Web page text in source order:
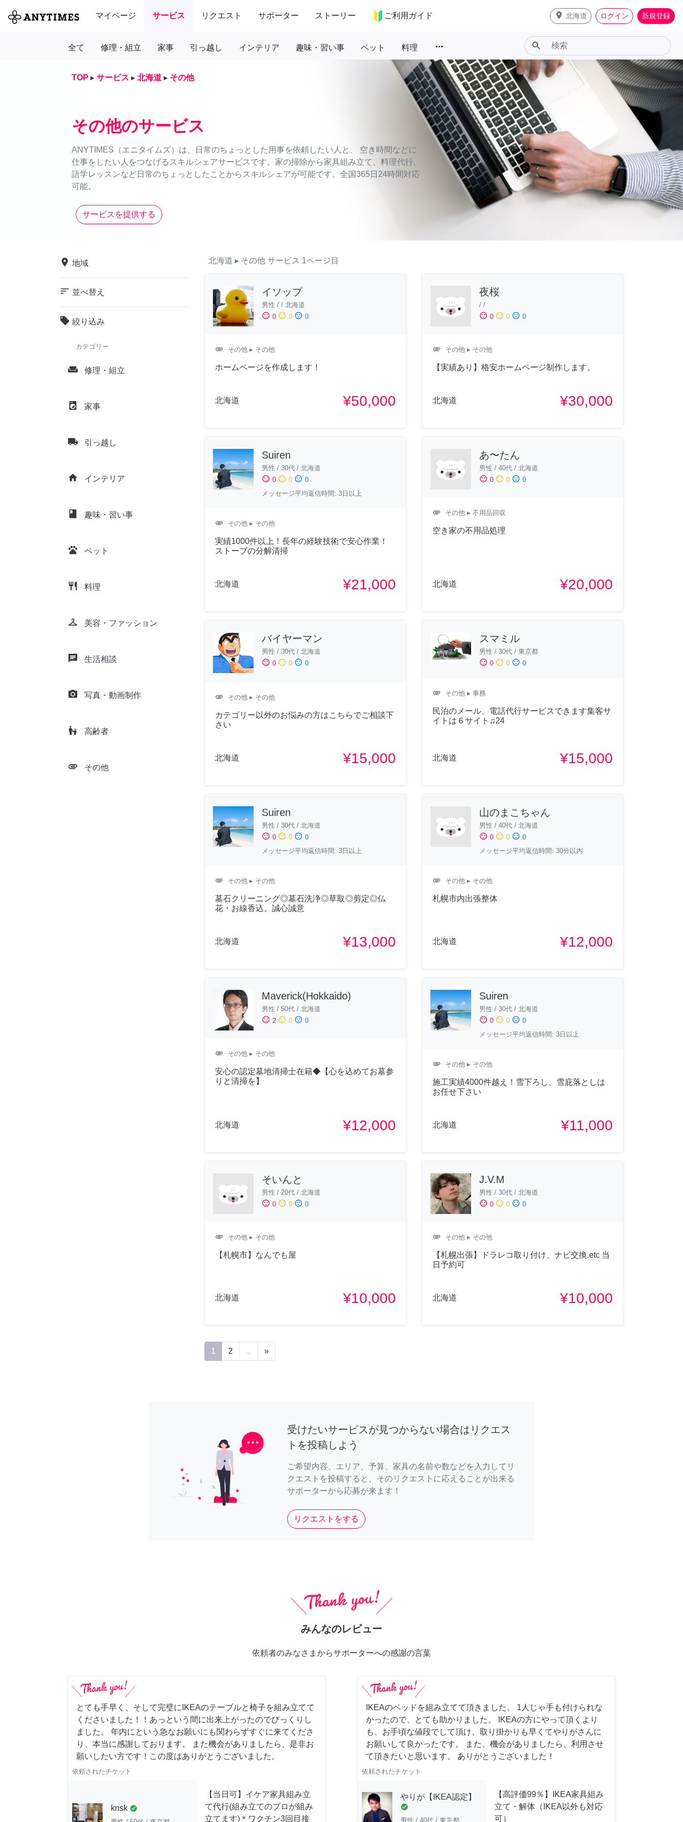
マイページ サービス リクエスト サポーター ストーリー ご利用ガイド place 北海道 ログイン 新規登録
全て 修理・組立 家事 引っ越し インテリア 趣味・習い事 ペット 料理 more_horiz search
TOP ▸ サービス ▸ 北海道 ▸ その他
その他のサービス
ANYTIMES（エニタイムズ）は、日常のちょっとした用事を依頼したい人と、 空き時間などに
仕事をしたい人をつなげるスキルシェアサービスです。家の掃除から家具組み立て、料理代行、
語学レッスンなど日常のちょっとしたことからスキルシェアが可能です。全国365日24時間対応
可能。
サービスを提供する
place 地域
sort 並べ替え
local_offer 絞り込み
カテゴリー
weekend 修理・組立
local_laundry_service 家事
local_shipping 引っ越し
home インテリア
class 趣味・習い事
pets ペット
restaurant 料理
checkroom 美容・ファッション
chat 生活相談
camera_alt 写真・動画制作
escalator_warning 高齢者
attachment その他
北海道 ▸ その他 サービス 1ページ目
イソップ
男性 / / 北海道
sentiment_satisfied 0 sentiment_neutral 0 sentiment_dissatisfied 0
attachment その他 ▸ その他
ホームページを作成します！
北海道 ¥50,000
夜桜
/ /
sentiment_satisfied 0 sentiment_neutral 0 sentiment_dissatisfied 0
attachment その他▸ その他
【実績あり】格安ホームページ制作します。
北海道 ¥30,000
Suiren
男性 / 30代 / 北海道
sentiment_satisfied 0 sentiment_neutral 0 sentiment_dissatisfied 0
メッセージ平均返信時間: 3日以上
attachment その他 ▸ その他
実績1000件以上！長年の経験技術で安心作業！
ストーブの分解清掃
北海道 ¥21,000
あ〜たん
男性 / 40代/ 北海道
sentiment_satisfied 0 sentiment_neutral 0 sentiment_dissatisfied 0
attachment その他▸ 不用品回収
空き家の不用品処理
北海道 ¥20,000
バイヤーマン
男性 / 30代 / 北海道
sentiment_satisfied 0 sentiment_neutral 0 sentiment_dissatisfied 0
attachment その他 ▸ その他
カテゴリー以外のお悩みの方はこちらでご相談下
さい
北海道 ¥15,000
スマミル
男性 / 30代/ 東京都
sentiment_satisfied 0 sentiment_neutral 0 sentiment_dissatisfied 0
attachment その他▸ 事務
民泊のメール、電話代行サービスできます集客サ
イトは６サイト♫24
北海道 ¥15,000
Suiren
男性 / 30代 / 北海道
sentiment_satisfied 0 sentiment_neutral 0 sentiment_dissatisfied 0
メッセージ平均返信時間: 3日以上
attachment その他 ▸ その他
墓石クリーニング◎墓石洗浄◎草取◎剪定◎仏
花・お線香込。誠心誠意
北海道 ¥13,000
山のまこちゃん
男性 / 40代/ 北海道
sentiment_satisfied 0 sentiment_neutral 0 sentiment_dissatisfied 0
メッセージ平均返信時間: 30分以内
attachment その他▸ その他
札幌市内出張整体
北海道 ¥12,000
Maverick(Hokkaido)
男性 / 50代 / 北海道
sentiment_satisfied 2 sentiment_neutral 0 sentiment_dissatisfied 0
attachment その他 ▸ その他
安心の認定墓地清掃士在籍◆【心を込めてお墓参
りと清掃を】
北海道 ¥12,000
Suiren
男性 / 30代/ 北海道
sentiment_satisfied 0 sentiment_neutral 0 sentiment_dissatisfied 0
メッセージ平均返信時間: 3日以上
attachment その他▸ その他
施工実績4000件越え！雪下ろし、雪庇落としは
お任せ下さい
北海道 ¥11,000
そいんと
男性 / 20代 / 北海道
sentiment_satisfied 0 sentiment_neutral 0 sentiment_dissatisfied 0
attachment その他 ▸ その他
【札幌市】なんでも屋
北海道 ¥10,000
J.V.M
男性 / 30代/ 北海道
sentiment_satisfied 0 sentiment_neutral 0 sentiment_dissatisfied 0
attachment その他▸ その他
【札幌出張】ドラレコ取り付け、ナビ交換.etc 当
日予約可
北海道 ¥10,000
1 2 ... »
受けたいサービスが見つからない場合はリクエス
トを投稿しよう
ご希望内容、エリア、予算、家具の名前や数などを入力してリ
クエストを投稿すると、そのリクエストに応えることが出来る
サポーターから応募が来ます！
リクエストをする
みんなのレビュー
依頼者のみなさまからサポーターへの感謝の言葉
とても手早く、そして完璧にIKEAのテーブルと椅子を組み立てて
くださいました！！あっという間に出来上がったのでびっくりし
ました。 年内にという急なお願いにも関わらずすぐに来てくださ
り、本当に感謝しております。 また機会がありましたら、是非お
願いしたい方です！この度はありがとうございました。
依頼されたチケット
knsk check_circle
【当日可】イケア家具組み立
て代行(組み立てのプロが組み
立てます)＊ワクチン3回目接
IKEAのベッドを組み立てて頂きました。 1人じゃ手も付けられな
かったので、とても助かりました。 IKEAの方にやって頂くより
も、お手頃な値段でして頂け、取り掛かりも早くてやりがさんに
お願いして良かったです。 また、機会がありましたら、利用させ
て頂きたいと思います。 ありがとうございました！
依頼されたチケット
やりが【IKEA認定】
check_circle
男性 / 40代 / 東京都
【高評価99％】IKEA家具組み
立て・解体（IKEA以外も対応
可）